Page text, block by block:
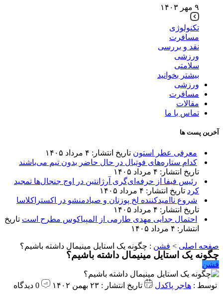
۹ مهر ۱۴۰۳
تکنولوژی
مسافرت
نقد و بررسی
ورزشی
سلامتی
بیشتر بخوانید
ورزشی
مسافرت
مقالات
تماس با ما
آخرین پست ها
معرفی عطر استون تاریخ انتشار: ۴ مرداد ۱۴۰۵
کدام ستاره‌های فوتبال در حال حاضر بدون تیم می‌باشند
تاریخ انتشار: ۴ مرداد ۱۴۰۵
رئیس فیفا از حرفه‌ای‌گری آرژانتین در اوج جنجال‌ها تمجید
کرد تاریخ انتشار: ۴ مرداد ۱۴۰۵
شروع ناامیدکننده لخ پوزنان و صیادمنشو در اکستراکلاسا
تاریخ انتشار: ۴ مرداد ۱۴۰۵
احتمال جدایی مهدی طارمی از المپیاکوس مطرح است تاریخ
انتشار: ۴ مرداد ۱۴۰۵
صفحه اصلی > فشن : چگونه یک استایل مینیمال داشته باشیم؟
چگونه یک استایل مینیمال داشته باشیم؟
فشن
توسط : هاجر پاکدل تاریخ انتشار : ۲۳ بهمن ۱۴۰۲